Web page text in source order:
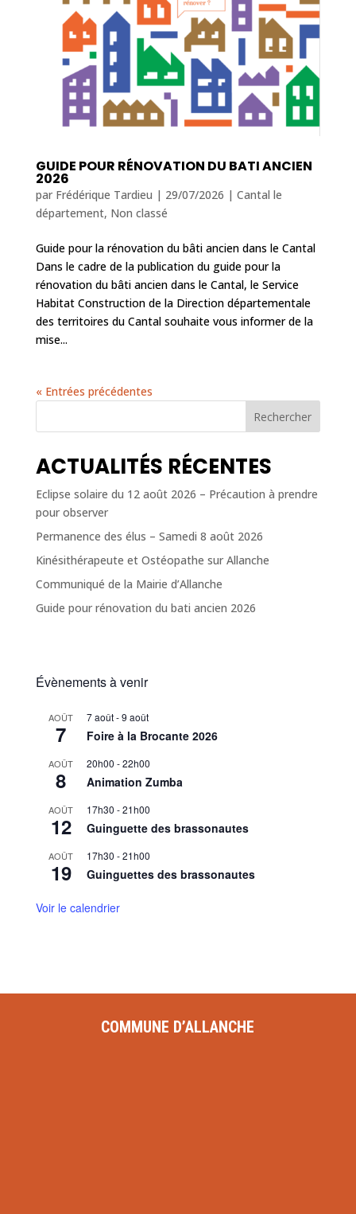
GUIDE POUR RÉNOVATION DU BATI ANCIEN
2026
par Frédérique Tardieu | 29/07/2026 | Cantal le
département, Non classé
Guide pour la rénovation du bâti ancien dans le Cantal
Dans le cadre de la publication du guide pour la
rénovation du bâti ancien dans le Cantal, le Service
Habitat Construction de la Direction départementale
des territoires du Cantal souhaite vous informer de la
mise...
« Entrées précédentes
Rechercher
ACTUALITÉS RÉCENTES
Eclipse solaire du 12 août 2026 – Précaution à prendre
pour observer
Permanence des élus – Samedi 8 août 2026
Kinésithérapeute et Ostéopathe sur Allanche
Communiqué de la Mairie d’Allanche
Guide pour rénovation du bati ancien 2026
Évènements à venir
AOÛT
7
7 août-9 août
Foire à la Brocante 2026
AOÛT
8
20h00 -22h00
Animation Zumba
AOÛT
12
17h30 -21h00
Guinguette des brassonautes
AOÛT
19
17h30 -21h00
Guinguettes des brassonautes
Voir le calendrier
COMMUNE D’ALLANCHE